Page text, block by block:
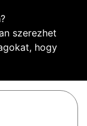
?
szerezhet
hogy